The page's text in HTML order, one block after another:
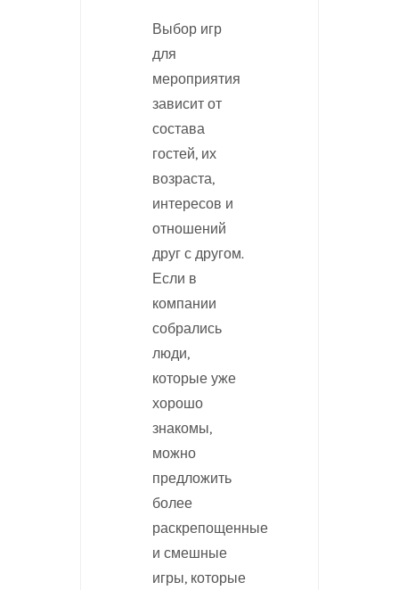
Выбор игр
для
мероприятия
зависит от
состава
гостей, их
возраста,
интересов и
отношений
друг с другом.
Если в
компании
собрались
люди,
которые уже
хорошо
знакомы,
можно
предложить
более
раскрепощенные
и смешные
игры, которые